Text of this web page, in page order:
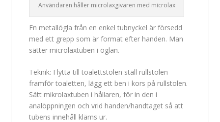
Användaren håller microlaxgivaren med microlax
En metallögla från en enkel tubnyckel är försedd
med ett grepp som är format efter handen. Man
sätter microlaxtuben i öglan.
Teknik: Flytta till toalettstolen ställ rullstolen
framför toaletten, lägg ett ben i kors på rullstolen.
Sätt mikrolaxtuben i hållaren, för in den i
analöppningen och vrid handen/handtaget så att
tubens innehåll kläms ur.